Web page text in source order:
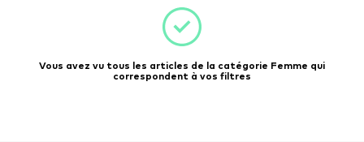
Vous avez vu tous les articles de la catégorie Femme qui
correspondent à vos filtres